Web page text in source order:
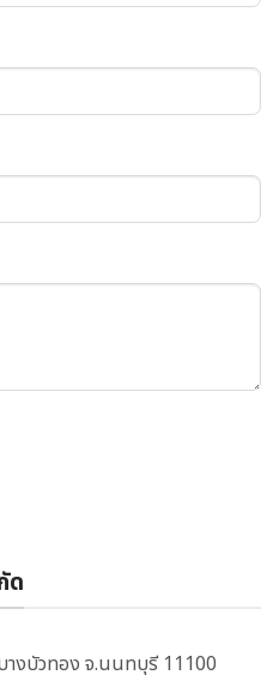
ด
างบัวทอง จ.นนทบุรี 11100